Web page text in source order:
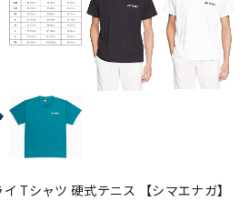
Tシャツ 硬式テニス 【シマエナガ】